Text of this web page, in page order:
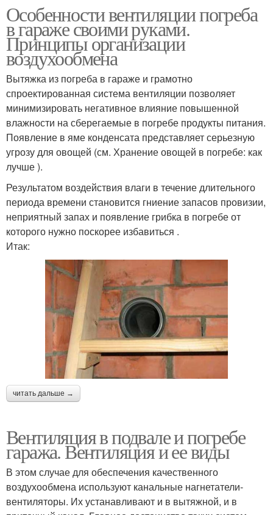
Особенности вентиляции погреба
в гараже своими руками.
Принципы организации
воздухообмена
Вытяжка из погреба в гараже и грамотно
спроектированная система вентиляции позволяет
минимизировать негативное влияние повышенной
влажности на сберегаемые в погребе продукты питания.
Появление в яме конденсата представляет серьезную
угрозу для овощей (см. Хранение овощей в погребе: как
лучше ).
Результатом воздействия влаги в течение длительного
периода времени становится гниение запасов провизии,
неприятный запах и появление грибка в погребе от
которого нужно поскорее избавиться .
Итак:
читать дальше →
Вентиляция в подвале и погребе
гаража. Вентиляция и ее виды
В этом случае для обеспечения качественного
воздухообмена используют канальные нагнетатели-
вентиляторы. Их устанавливают и в вытяжной, и в